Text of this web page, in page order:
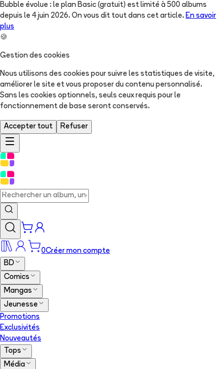
Bubble évolue : le plan Basic (gratuit) est limité à 500 albums
depuis le 4 juin 2026. On vous dit tout dans cet article. En savoir
plus
🍪
Gestion des cookies
Nous utilisons des cookies pour suivre les statistiques de visite,
améliorer le site et vous proposer du contenu personnalisé.
Sans les cookies optionnels, seuls ceux requis pour le
fonctionnement de base seront conservés.
Accepter tout Refuser
0Créer mon compte
BD
Comics
Mangas
Jeunesse
Promotions
Exclusivités
Nouveautés
Tops
Média